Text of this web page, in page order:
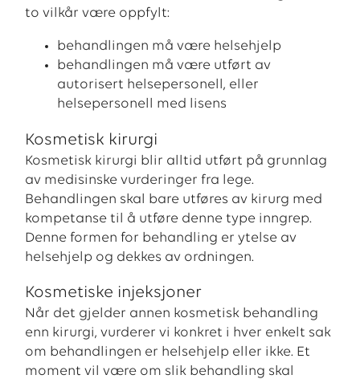
to vilkår være oppfylt:
behandlingen må være helsehjelp
behandlingen må være utført av
autorisert helsepersonell, eller
helsepersonell med lisens
Kosmetisk kirurgi
Kosmetisk kirurgi blir alltid utført på grunnlag
av medisinske vurderinger fra lege.
Behandlingen skal bare utføres av kirurg med
kompetanse til å utføre denne type inngrep.
Denne formen for behandling er ytelse av
helsehjelp og dekkes av ordningen.
Kosmetiske injeksjoner
Når det gjelder annen kosmetisk behandling
enn kirurgi, vurderer vi konkret i hver enkelt sak
om behandlingen er helsehjelp eller ikke. Et
moment vil være om slik behandling skal